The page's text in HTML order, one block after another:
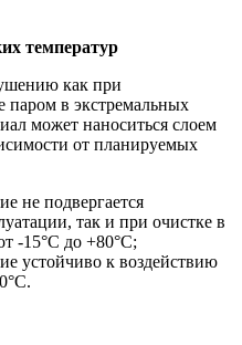
температур
как при
паром в экстремальных
может наноситься слоем
от планируемых
не подвергается
так и при очистке в
-15°С до +80°С;
устойчиво к воздействию